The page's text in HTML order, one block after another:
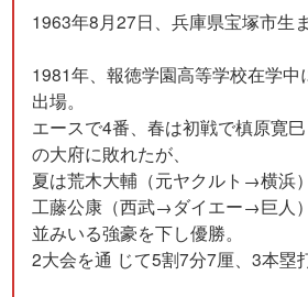
1963年8月27日、兵庫県宝塚市生ま
1981年、報徳学園高等学校在学
出場。
エースで4番、春は初戦で槙原寛
の大府に敗れたが、
夏は荒木大輔（元ヤクルト→横浜
工藤公康（西武→ダイエー→巨人
並みいる強豪を下し優勝。
2大会を通 じて5割7分7厘、3本塁